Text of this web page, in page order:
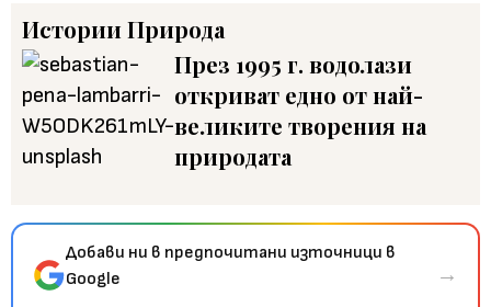
ИсторииПрирода
През 1995 г. водолази
откриват едно от най-
великите творения на
природата
Добави ни в предпочитани източници в
Google
→